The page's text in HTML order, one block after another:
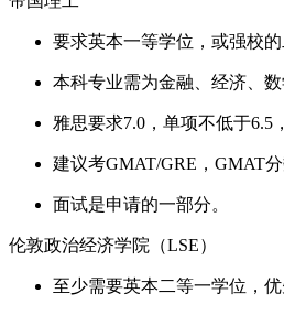
要求英本一等学位，或强校的
本科专业需为金融、经济、数
雅思要求7.0，单项不低于6.5
建议考GMAT/GRE，GMAT
面试是申请的一部分。
伦敦政治经济学院（LSE）
至少需要英本二等一学位，优